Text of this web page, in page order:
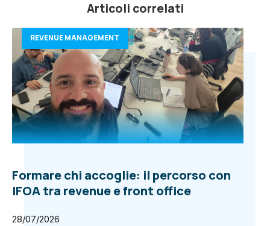
Articoli correlati
REVENUE MANAGEMENT
Formare chi accoglie: il percorso con
IFOA tra revenue e front office
28/07/2026